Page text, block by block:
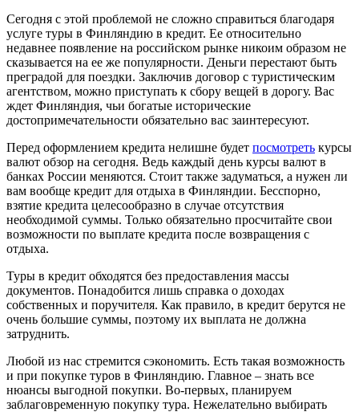
Сегодня с этой проблемой не сложно справиться благодаря
услуге туры в Финляндию в кредит. Ее относительно
недавнее появление на российском рынке никоим образом не
сказывается на ее же популярности. Деньги перестают быть
преградой для поездки. Заключив договор с туристическим
агентством, можно приступать к сбору вещей в дорогу. Вас
ждет Финляндия, чьи богатые исторические
достопримечательности обязательно вас заинтересуют.
Перед оформлением кредита нелишне будет посмотреть курсы
валют обзор на сегодня. Ведь каждый день курсы валют в
банках России меняются. Стоит также задуматься, а нужен ли
вам вообще кредит для отдыха в Финляндии. Бесспорно,
взятие кредита целесообразно в случае отсутствия
необходимой суммы. Только обязательно просчитайте свои
возможности по выплате кредита после возвращения с
отдыха.
Туры в кредит обходятся без предоставления массы
документов. Понадобится лишь справка о доходах
собственных и поручителя. Как правило, в кредит берутся не
очень большие суммы, поэтому их выплата не должна
затруднить.
Любой из нас стремится сэкономить. Есть такая возможность
и при покупке туров в Финляндию. Главное – знать все
нюансы выгодной покупки. Во-первых, планируем
заблаговременную покупку тура. Нежелательно выбирать